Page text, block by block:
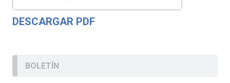
DESCARGAR PDF
BOLETÍN